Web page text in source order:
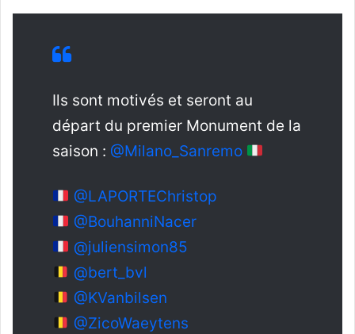
Ils sont motivés et seront au
départ du premier Monument de la
saison : @Milano_Sanremo
@LAPORTEChristop
@BouhanniNacer
@juliensimon85
@bert_bvl
@KVanbilsen
@ZicoWaeytens